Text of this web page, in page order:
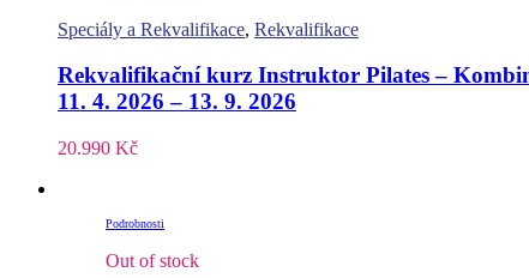
Speciály a Rekvalifikace, Rekvalifikace
Rekvalifikační kurz Instruktor Pilates –
11. 4. 2026 – 13. 9. 2026
20.990 Kč
Podrobnosti
Out of stock